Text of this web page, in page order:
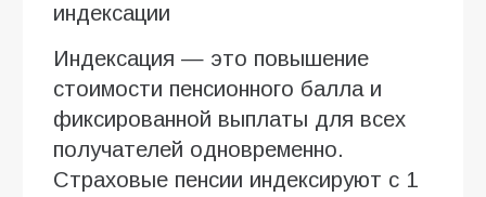
индексации
Индексация — это повышение
стоимости пенсионного балла и
фиксированной выплаты для всех
получателей одновременно.
Страховые пенсии индексируют с 1